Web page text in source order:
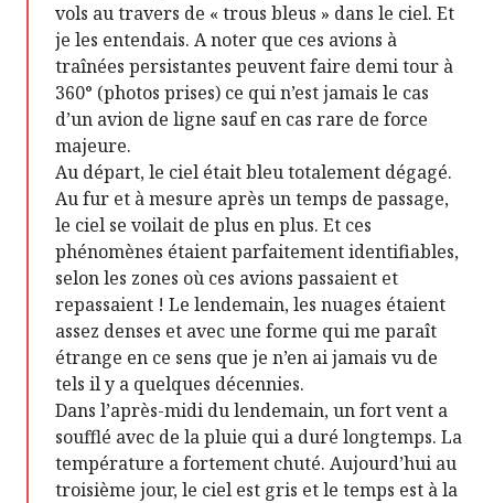
vols au travers de « trous bleus » dans le ciel. Et
je les entendais. A noter que ces avions à
traînées persistantes peuvent faire demi tour à
360° (photos prises) ce qui n’est jamais le cas
d’un avion de ligne sauf en cas rare de force
majeure.
Au départ, le ciel était bleu totalement dégagé.
Au fur et à mesure après un temps de passage,
le ciel se voilait de plus en plus. Et ces
phénomènes étaient parfaitement identifiables,
selon les zones où ces avions passaient et
repassaient ! Le lendemain, les nuages étaient
assez denses et avec une forme qui me paraît
étrange en ce sens que je n’en ai jamais vu de
tels il y a quelques décennies.
Dans l’après-midi du lendemain, un fort vent a
soufflé avec de la pluie qui a duré longtemps. La
température a fortement chuté. Aujourd’hui au
troisième jour, le ciel est gris et le temps est à la